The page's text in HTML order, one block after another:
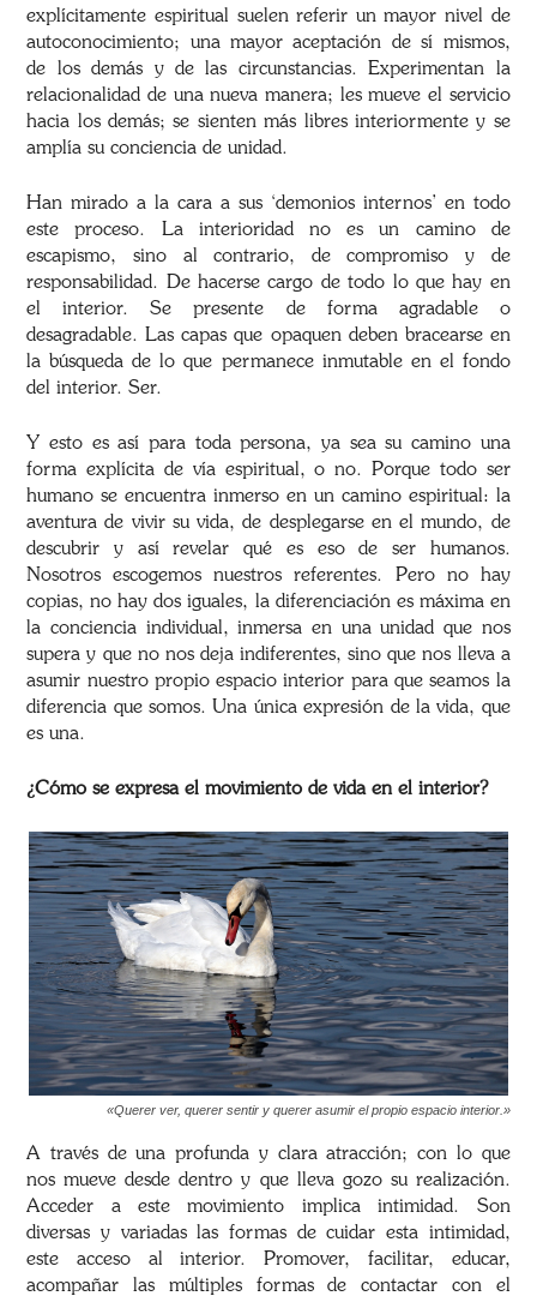
explícitamente espiritual suelen referir un mayor nivel de
autoconocimiento; una mayor aceptación de sí mismos,
de los demás y de las circunstancias. Experimentan la
relacionalidad de una nueva manera; les mueve el servicio
hacia los demás; se sienten más libres interiormente y se
amplía su conciencia de unidad.
Han mirado a la cara a sus ‘demonios internos’ en todo
este proceso. La interioridad no es un camino de
escapismo, sino al contrario, de compromiso y de
responsabilidad. De hacerse cargo de todo lo que hay en
el interior. Se presente de forma agradable o
desagradable. Las capas que opaquen deben bracearse en
la búsqueda de lo que permanece inmutable en el fondo
del interior. Ser.
Y esto es así para toda persona, ya sea su camino una
forma explícita de vía espiritual, o no. Porque todo ser
humano se encuentra inmerso en un camino espiritual: la
aventura de vivir su vida, de desplegarse en el mundo, de
descubrir y así revelar qué es eso de ser humanos.
Nosotros escogemos nuestros referentes. Pero no hay
copias, no hay dos iguales, la diferenciación es máxima en
la conciencia individual, inmersa en una unidad que nos
supera y que no nos deja indiferentes, sino que nos lleva a
asumir nuestro propio espacio interior para que seamos la
diferencia que somos. Una única expresión de la vida, que
es una.
¿Cómo se expresa el movimiento de vida en el interior?
«Querer ver, querer sentir y querer asumir el propio espacio interior.»
A través de una profunda y clara atracción; con lo que
nos mueve desde dentro y que lleva gozo su realización.
Acceder a este movimiento implica intimidad. Son
diversas y variadas las formas de cuidar esta intimidad,
este acceso al interior. Promover, facilitar, educar,
acompañar las múltiples formas de contactar con el